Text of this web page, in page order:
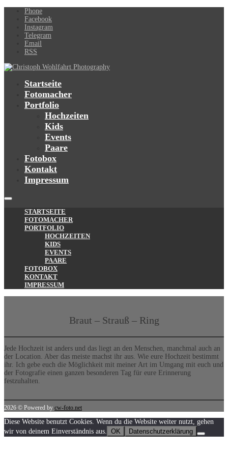
Phone
Facebook
Instagram
Telegram
Email
RSS
Startseite
Fotomacher
Portfolio
Hochzeiten
Kids
Events
Paare
Fotobox
Kontakt
Impressum
STARTSEITE
FOTOMACHER
PORTFOLIO
HOCHZEITEN
KIDS
EVENTS
PAARE
FOTOBOX
KONTAKT
IMPRESSUM
Braut – Strauß – Ring
Jede Hochzeit ist anders und das liegt an den Menschen, manchmal auch an
der Location. Aber das meiste machst ihr aus. Wie eure Hochzeit bestimmt
ihr. Ich gebe euch die Möglichkeit mit meiner Art im Umgang mit euch und
der Fotografie einen ganzen besonderen Tag für eure Erinnerung
festzuhalten.
2026 © Powered by cw-foto.net
Diese Website benutzt Cookies. Wenn du die Website weiter nutzt, gehen
wir von deinem Einverständnis aus. OK Datenschutzerklärung